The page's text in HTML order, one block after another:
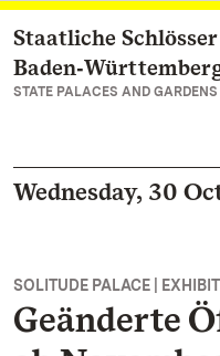
Navigate to main
Staatliche
STATE PALACES AND
Wednesday, 30
SOLITUDE PALACE |
Geänderte